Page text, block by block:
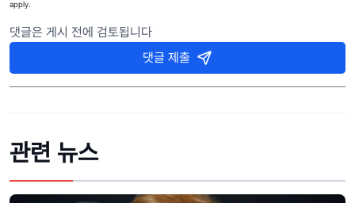
apply.
댓글은 게시 전에 검토됩니다
댓글 제출
관련 뉴스